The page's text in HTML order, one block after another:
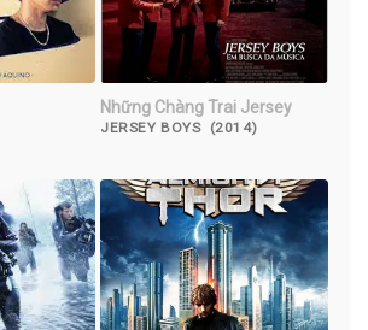
Những Chàng Trai Jersey
JERSEY BOYS (2014)